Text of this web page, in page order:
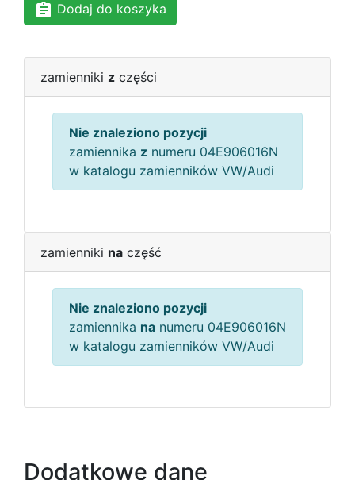
Dodaj do koszyka
zamienniki z części
Nie znaleziono pozycji
zamiennika z numeru 04E906016N
w katalogu zamienników VW/Audi
zamienniki na część
Nie znaleziono pozycji
zamiennika na numeru 04E906016N
w katalogu zamienników VW/Audi
Dodatkowe dane